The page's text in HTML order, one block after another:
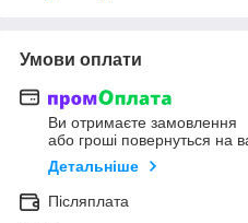
Умови оплати
Ви отримаєте замовлення
або гроші повернуться на
Детальніше
Післяплата